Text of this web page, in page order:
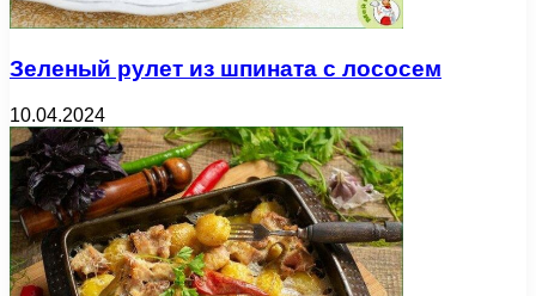
Зеленый рулет из шпината с лососем
10.04.2024